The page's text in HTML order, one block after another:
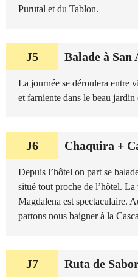
Purutal et du Tablon.
J5 Balade à
La journée se déroulera entre
et farniente dans le beau
J6 Chaquira +
Depuis l’hôtel on part se
situé tout proche de l’hôtel.
Magdalena est spectaculaire.
partons nous baigner à la
J7 Ruta de